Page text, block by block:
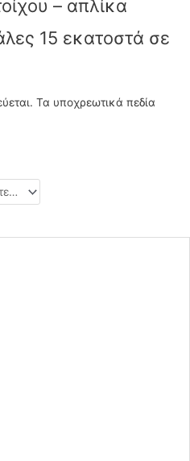
– απλίκα
15 εκατοστά σε
Τα υποχρεωτικά πεδία